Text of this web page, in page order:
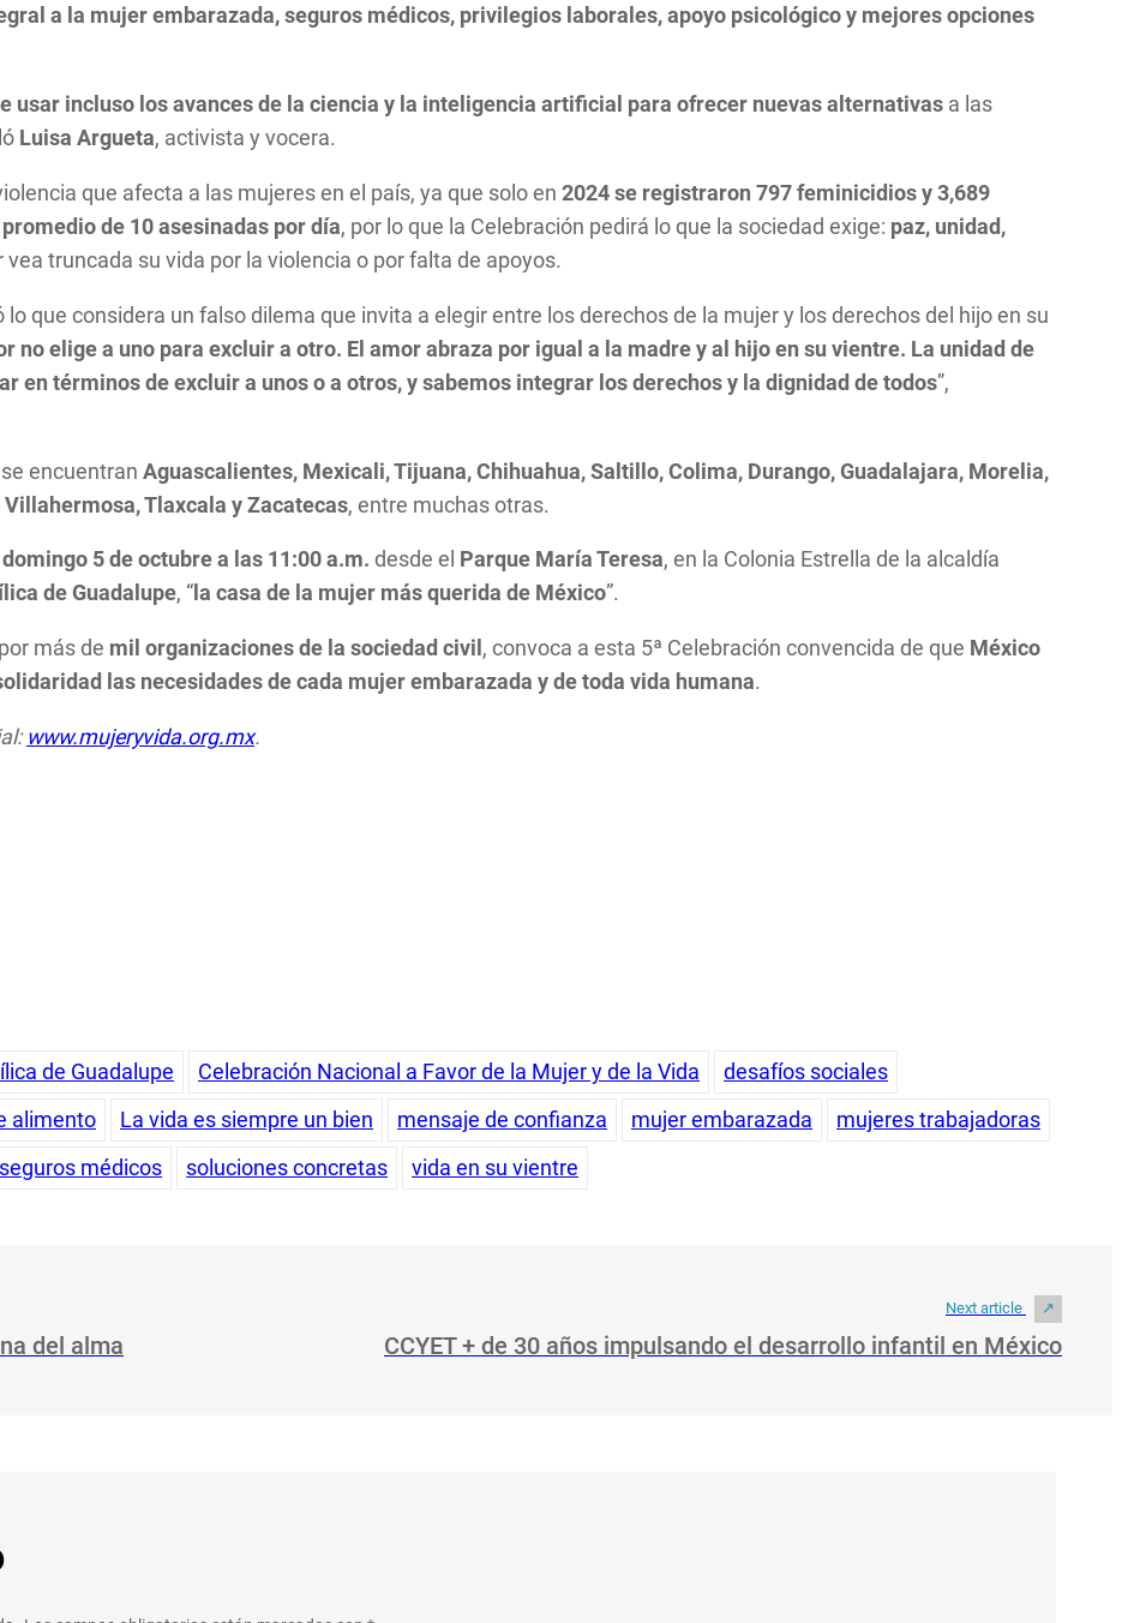
a la mujer embarazada, seguros médicos, privilegios laborales, apoyo psicológico y mejores opciones
usar incluso los avances de la ciencia y la inteligencia artificial para ofrecer nuevas alternativas a las
Luisa Argueta, activista y vocera.
que afecta a las mujeres en el país, ya que solo en2024 se registraron 797 feminicidios y 3,689
de 10 asesinadas por día, por lo que la Celebración pedirá lo que la sociedad exige: paz, unidad,
truncada su vida por la violencia o por falta de apoyos.
que considera un falso dilema que invita a elegir entre los derechos de la mujer y los derechos del hijo en su
no elige a uno para excluir a otro. El amor abraza por igual a la madre y al hijo en su vientre. La unidad de
en términos de excluir a unos o a otros, y sabemos integrar los derechos y la dignidad de todos”,
encuentranAguascalientes, Mexicali, Tijuana, Chihuahua, Saltillo, Colima, Durango, Guadalajara, Morelia,
Tlaxcala y Zacatecas, entre muchas otras.
domingo 5 de octubre a las 11:00 a.m. desde el Parque María Teresa, en la Colonia Estrella de la alcaldía
de Guadalupe, “ la casa de la mujer más querida de México”.
más de mil organizaciones de la sociedad civil , convoca a esta 5ª Celebración convencida de que México
las necesidades de cada mujer embarazada y de toda vida humana.
www.mujeryvida.org.mx.
de Guadalupe Celebración Nacional a Favor de la Mujer y de la Vida
desafíos sociales
alimento La vida es siempre un bien mensaje de confianza mujer embarazada
mujeres trabajadoras
seguros médicos soluciones concretas vida en su vientre
del alma
Next article
CCYET + de 30 años impulsando el desarrollo infantil en México